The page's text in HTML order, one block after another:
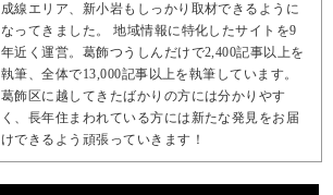
成線エリア、新小岩もしっかり取材できるように
なってきました。 地域情報に特化したサイトを9
年近く運営。葛飾つうしんだけで2,400記事以上を
執筆、全体で13,000記事以上を執筆しています。
葛飾区に越してきたばかりの方には分かりやす
く、長年住まわれている方には新たな発見をお届
けできるよう頑張っていきます！